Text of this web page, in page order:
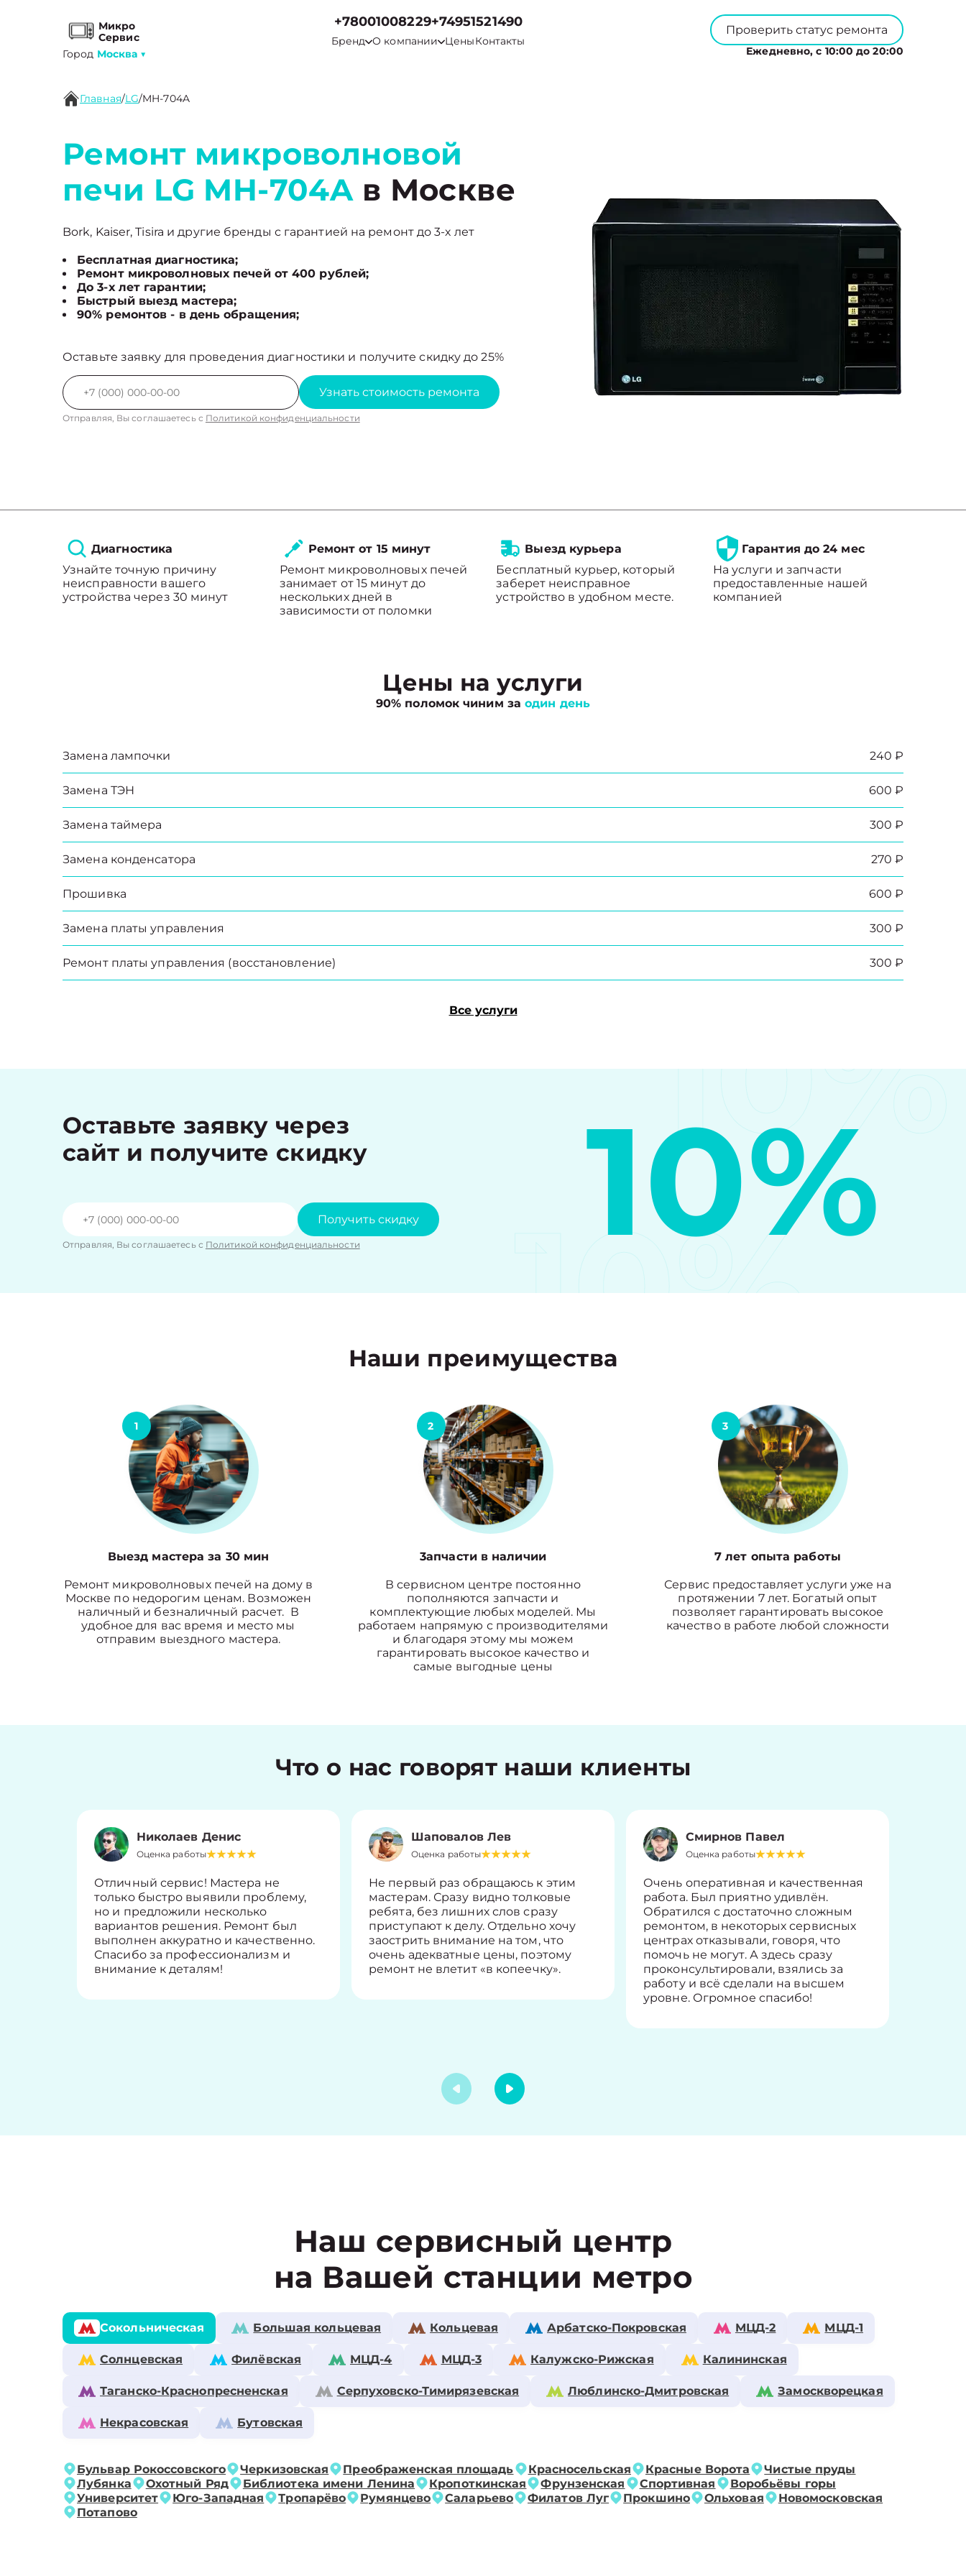
Микро
Сервис
Город Москва ▼
+78001008229+74951521490
Бренд О компании ЦеныКонтакты
Проверить статус ремонта
Ежедневно, с 10:00 до 20:00
Главная/LG/MH-704A
Ремонт микроволновой
печи LG MH-704Aв Москве
Bork, Kaiser, Tisira и другие бренды с гарантией на ремонт до 3-х лет
Бесплатная диагностика;
Ремонт микроволновых печей от 400 рублей;
До 3-х лет гарантии;
Быстрый выезд мастера;
90% ремонтов - в день обращения;
Оставьте заявку для проведения диагностики и получите скидку до 25%
Узнать стоимость ремонта
Отправляя, Вы соглашаетесь с Политикой конфиденциальности
Диагностика
Узнайте точную причину
неисправности вашего
устройства через 30 минут
Ремонт от 15 минут
Ремонт микроволновых печей
занимает от 15 минут до
нескольких дней в
зависимости от поломки
Выезд курьера
Бесплатный курьер, который
заберет неисправное
устройство в удобном месте.
Гарантия до 24 мес
На услуги и запчасти
предоставленные нашей
компанией
Цены на услуги
90% поломок чиним заодин день
Замена лампочки 240 ₽
Замена ТЭН 600 ₽
Замена таймера 300 ₽
Замена конденсатора 270 ₽
Прошивка 600 ₽
Замена платы управления 300 ₽
Ремонт платы управления (восстановление) 300 ₽
Все услуги
Оставьте заявку через
сайт и получите скидку
Получить скидку
Отправляя, Вы соглашаетесь с Политикой конфиденциальности 10%
10%
10%
Наши преимущества
1
Выезд мастера за 30 мин
Ремонт микроволновых печей на дому в
Москве по недорогим ценам. Возможен
наличный и безналичный расчет. В
удобное для вас время и место мы
отправим выездного мастера.
2
3апчасти в наличии
В сервисном центре постоянно
пополняются запчасти и
комплектующие любых моделей. Мы
работаем напрямую с производителями
и благодаря этому мы можем
гарантировать высокое качество и
самые выгодные цены
3
7 лет опыта работы
Сервис предоставляет услуги уже на
протяжении 7 лет. Богатый опыт
позволяет гарантировать высокое
качество в работе любой сложности
Что о нас говорят наши клиенты
Николаев Денис
Оценка работы
Отличный сервис! Мастера не
только быстро выявили проблему,
но и предложили несколько
вариантов решения. Ремонт был
выполнен аккуратно и качественно.
Спасибо за профессионализм и
внимание к деталям!
Шаповалов Лев
Оценка работы
Не первый раз обращаюсь к этим
мастерам. Сразу видно толковые
ребята, без лишних слов сразу
приступают к делу. Отдельно хочу
заострить внимание на том, что
очень адекватные цены, поэтому
ремонт не влетит «в копеечку».
Смирнов Павел
Оценка работы
Очень оперативная и качественная
работа. Был приятно удивлён.
Обратился с достаточно сложным
ремонтом, в некоторых сервисных
центрах отказывали, говоря, что
помочь не могут. А здесь сразу
проконсультировали, взялись за
работу и всё сделали на высшем
уровне. Огромное спасибо!
Наш сервисный центр
на Вашей станции метро
Сокольническая Большая кольцевая Кольцевая Арбатско-Покровская МЦД-2 МЦД-1
Солнцевская Филёвская МЦД-4 МЦД-3 Калужско-Рижская Калининская
Таганско-Краснопресненская Серпуховско-Тимирязевская Люблинско-Дмитровская Замоскворецкая
Некрасовская Бутовская
Бульвар Рокоссовского Черкизовская Преображенская площадь Красносельская Красные Ворота
Чистые пруды
Лубянка
Охотный Ряд Библиотека имени Ленина Кропоткинская Фрунзенская Спортивная
Воробьёвы горы
Университет
Юго-Западная Тропарёво Румянцево Саларьево Филатов Луг Прокшино Ольховая
Новомосковская
Потапово